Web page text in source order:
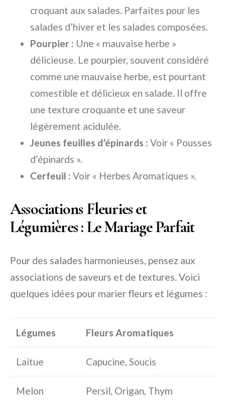
croquant aux salades. Parfaites pour les
salades d’hiver et les salades composées.
Pourpier : Une « mauvaise herbe »
délicieuse. Le pourpier, souvent considéré
comme une mauvaise herbe, est pourtant
comestible et délicieux en salade. Il offre
une texture croquante et une saveur
légèrement acidulée.
Jeunes feuilles d’épinards : Voir « Pousses
d’épinards ».
Cerfeuil : Voir « Herbes Aromatiques ».
Associations Fleuries et
Légumières : Le Mariage Parfait
Pour des salades harmonieuses, pensez aux
associations de saveurs et de textures. Voici
quelques idées pour marier fleurs et légumes :
Légumes Fleurs Aromatiques
Laitue Capucine, Soucis
Melon Persil, Origan, Thym